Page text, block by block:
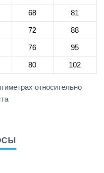
68 81
72 88
76 95
80 102
относительно